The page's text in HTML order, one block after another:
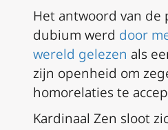
Het antwoord van de
dubium werd door
wereld gelezen als
zijn openheid om
homorelaties te
Kardinaal Zen sloot